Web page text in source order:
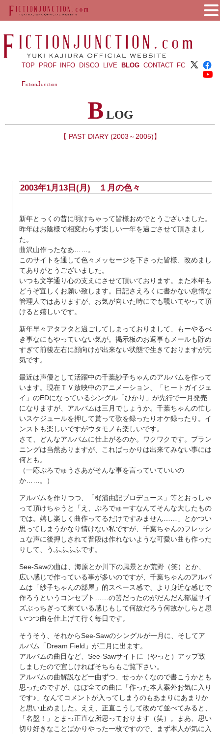
TOP PROF INFO DISCO LIVE BLOG CONTACT FC
FictionJunction
B LOG
【 PAST DIARY (2003～2005)】
2003年1月13日(月) １月の色々
新年とっくの昔に明けちゃって皆様おめでとうございました。
昨年はお陰様で相変わらず楽しい一年を過ごさせて頂きまし
た。
曲沢山作ったなあ……。
このサイトを通して色々メッセージを下さった皆様、改めまし
てありがとうございました。
いつも文字通り心の支えにさせて頂いております。また本年も
どうぞ宜しくお願い致します。日記さえろくに書かない怠惰な
管理人ではありますが、お気が向いた時にでも覗いてやって頂
けると嬉しいです。
新年早々アタフタと過ごしてしまっておりまして、もーやるべ
き事なにもやっていない気が。掲示板のお返事もメールも貯め
すぎて前後左右に顔向けが出来ない状態で生きておりますが元
気です。
最近は声優として活躍中の千葉紗子ちゃんのアルバムを作って
います。現在ＴＶ放映中のアニメーション、「ヒートガイジェ
イ」のEDになっているシングル「ひかり」が先行で一月発売
になりますが、アルバムは三月でしょうか。千葉ちゃんの忙し
いスケジュールを押して貰って歌を録ったりオケ録ったり。イ
ンストも楽しいですがウタモノも楽しいです。
さて、どんなアルバムに仕上がるのか。ワクワクです。プラン
ニングは当然ありますが、こればっかりは出来てみない事には
何とも。
（一応ぷろでゅうさあがそんな事を言っていていいの
か……。）
アルバムを作りつつ、「梶浦由記プロデュース」等とおっしゃ
って頂けちゃうと「え、ぷろでゅーすなんてそんな大したもの
では。嬉し楽しく曲作ってるだけですみません……」とかつい
思ってしまうかなり情けない私ですが、千葉ちゃんのフレッシ
ュな声に後押しされて普段は作れないような可愛い曲も作った
りして、うふふふふです。
See-Sawの曲は、海原とか川下の風景とか荒野（笑）とか、
広い感じで作っている事が多いのですが、千葉ちゃんのアルバ
ムは「紗子ちゃんの部屋」的スペース感で、より身近な感じで
作ろうというコンセプト……の筈だったのがだんだん部屋サイ
ズぶっちぎって来ている感じもして何故だろう何故かしらと思
いつつ曲を仕上げて行く毎日です。
そうそう、それからSee-Sawのシングルが一月に、そしてア
ルバム「Dream Field」が二月に出ます。
アルバムの曲目など、See-Sawサイトに（やっと）アップ致
しましたので宜しければそちらもご覧下さい。
アルバムの曲解説など一曲ずつ、せっかくなので書こうかとも
思ったのですが、ほぼ全ての曲に「作った本人案外お気に入り
です♪」なんてコメントが入ってしまうのもあまりにあまりか
と思い止めました。ええ、正直こうして改めて並べてみると、
「名盤！」とまっ正直な所思っております（笑）。まあ、思い
切り好きなことばかりやった一枚ですので、まず本人が気に入